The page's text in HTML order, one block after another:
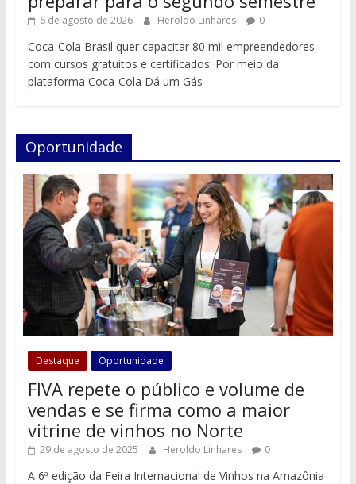
6 de agosto de 2026 Heroldo Linhares 0
Coca-Cola Brasil quer capacitar 80 mil empreendedores
com cursos gratuitos e certificados. Por meio da
plataforma Coca-Cola Dá um Gás
Oportunidade
Destaque Oportunidade
FIVA repete o público e volume de
vendas e se firma como a maior
vitrine de vinhos no Norte
29 de agosto de 2025 Heroldo Linhares 0
A 6ª edição da Feira Internacional de Vinhos na Amazônia